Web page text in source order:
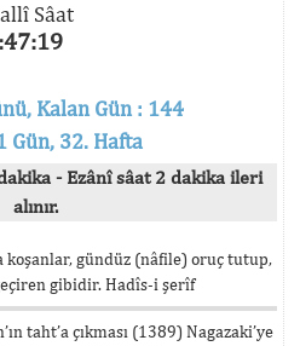
Sâat
Kalan Gün : 144
Gün, 32. Hafta
- Ezânî sâat 2 dakika ileri
alınır.
gündüz (nâfile) oruç tutup,
gibidir. Hadîs-i şerîf
taht’a çıkması (1389) Nagazaki’ye